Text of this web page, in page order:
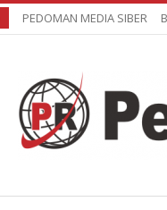
PEDOMAN MEDIA SIBER